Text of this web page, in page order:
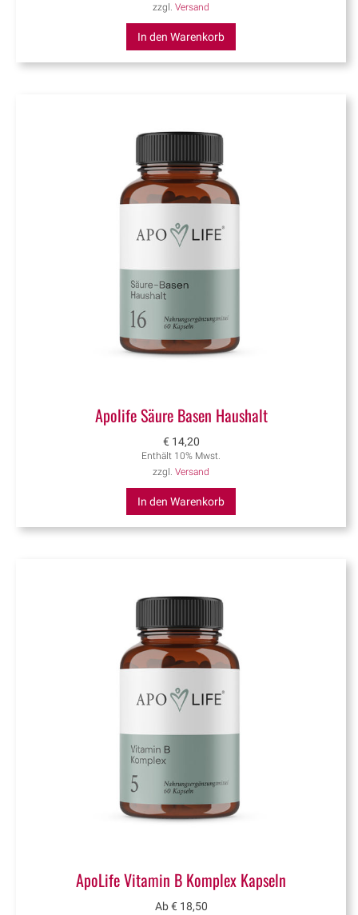
zzgl. Versand
In den Warenkorb
Apolife Säure Basen Haushalt
€ 14,20
Enthält 10% Mwst.
zzgl. Versand
In den Warenkorb
ApoLife Vitamin B Komplex Kapseln
Ab € 18,50